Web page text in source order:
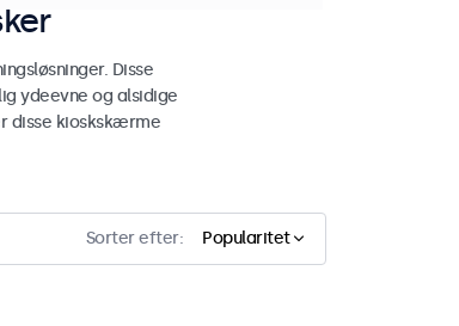
Disse
ydeevne og alsidige
disse kioskskærme
Sorter efter: Popularitet